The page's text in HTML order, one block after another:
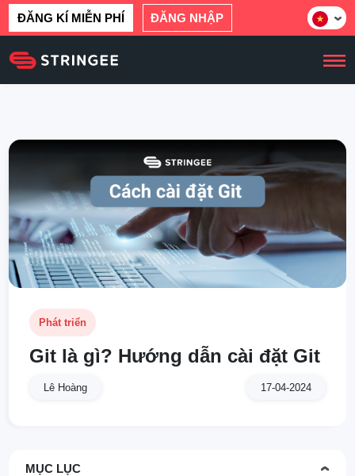
ĐĂNG KÍ MIỄN PHÍ ĐĂNG NHẬP
Phát triển
Git là gì? Hướng dẫn cài đặt Git
Lê Hoàng 17-04-2024
MỤC LỤC